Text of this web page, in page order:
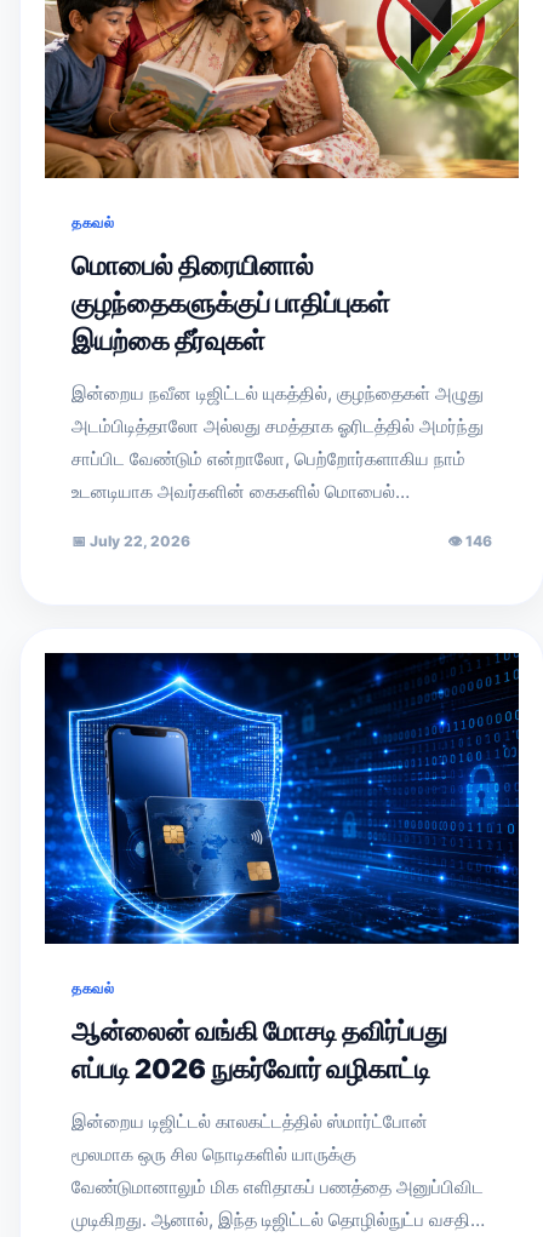
தகவல்
மொபைல் திரையினால்
குழந்தைகளுக்குப் பாதிப்புகள்
இயற்கை தீர்வுகள்
இன்றைய நவீன டிஜிட்டல் யுகத்தில், குழந்தைகள் அழுது
அடம்பிடித்தாலோ அல்லது சமத்தாக ஓரிடத்தில் அமர்ந்து
சாப்பிட வேண்டும் என்றாலோ, பெற்றோர்களாகிய நாம்
உடனடியாக அவர்களின் கைகளில் மொபைல்…
📅 July 22, 2026 👁146
தகவல்
ஆன்லைன் வங்கி மோசடி தவிர்ப்பது
எப்படி 2026 நுகர்வோர் வழிகாட்டி
இன்றைய டிஜிட்டல் காலகட்டத்தில் ஸ்மார்ட்போன்
மூலமாக ஒரு சில நொடிகளில் யாருக்கு
வேண்டுமானாலும் மிக எளிதாகப் பணத்தை அனுப்பிவிட
முடிகிறது. ஆனால், இந்த டிஜிட்டல் தொழில்நுட்ப வசதி…